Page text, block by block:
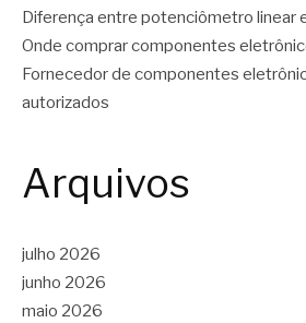
Diferença entre potenciômetro linear
Onde comprar componentes
Fornecedor de componentes
autorizados
Arquivos
julho 2026
junho 2026
maio 2026